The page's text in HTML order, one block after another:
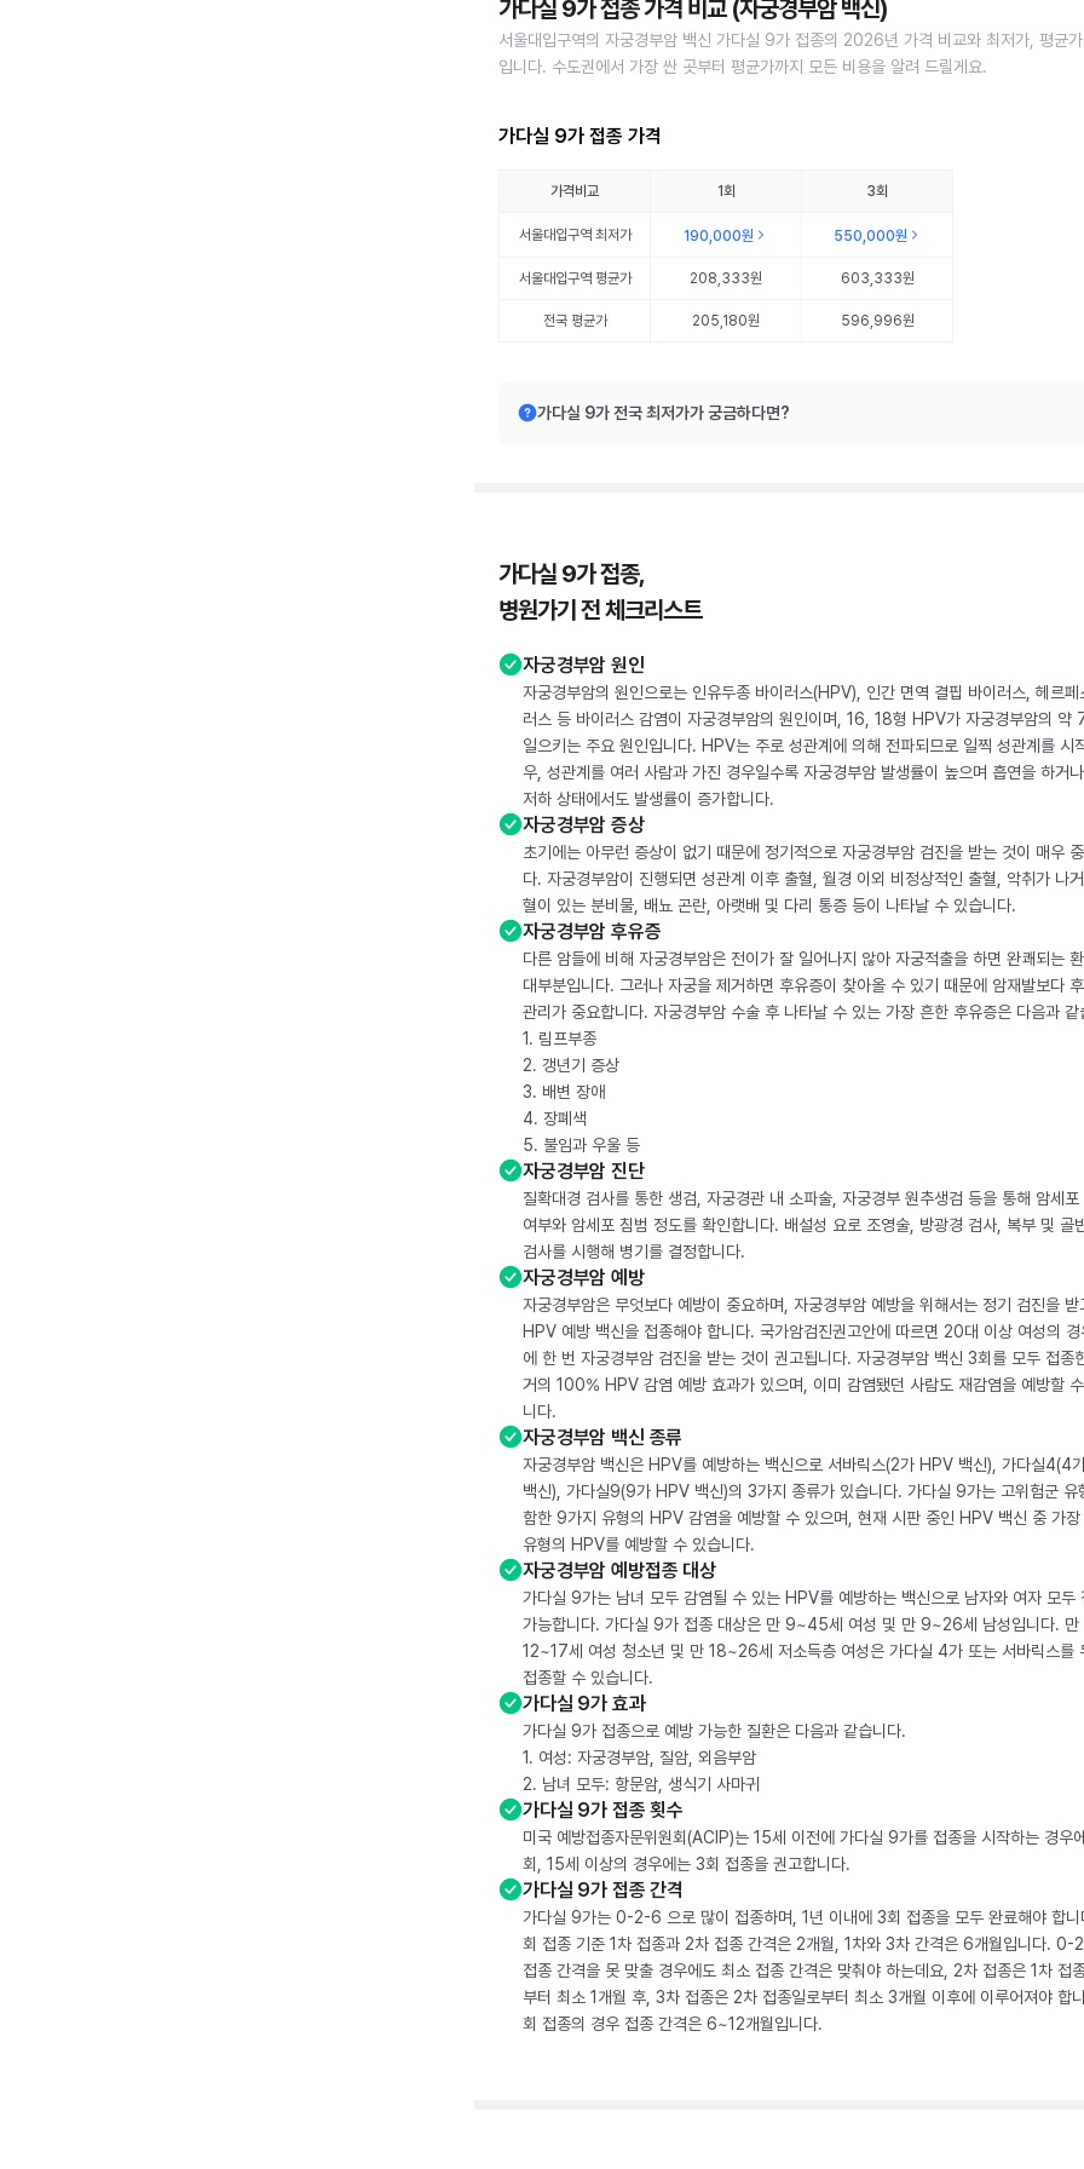
가다실 9가 접종 가격 비교 (자궁경부암 백신)
서울대입구역의 자궁경부암 백신 가다실 9가 접종의 2026년 가격 비교와 최저가, 평균
입니다. 수도권에서 가장 싼 곳부터 평균가까지 모든 비용을 알려 드릴게요.
가다실 9가 접종 가격
가격비교 1회 3회
서울대입구역최저가 190,000원 550,000원
서울대입구역평균가 208,333원 603,333원
전국 평균가 205,180원 596,996원
가다실 9가 전국 최저가가 궁금하다면?
가다실 9가 접종,
병원가기 전 체크리스트
자궁경부암 원인
자궁경부암의 원인으로는 인유두종 바이러스(HPV), 인간 면역 결핍 바이러스, 헤르페
러스 등 바이러스 감염이 자궁경부암의 원인이며, 16, 18형 HPV가 자궁경부암의 약
일으키는 주요 원인입니다. HPV는 주로 성관계에 의해 전파되므로 일찍 성관계를 시
우, 성관계를 여러 사람과 가진 경우일수록 자궁경부암 발생률이 높으며 흡연을 하거
저하 상태에서도 발생률이 증가합니다.
자궁경부암 증상
초기에는 아무런 증상이 없기 때문에 정기적으로 자궁경부암 검진을 받는 것이 매우
다. 자궁경부암이 진행되면 성관계 이후 출혈, 월경 이외 비정상적인 출혈, 악취가 나
혈이 있는 분비물, 배뇨 곤란, 아랫배 및 다리 통증 등이 나타날 수 있습니다.
자궁경부암 후유증
다른 암들에 비해 자궁경부암은 전이가 잘 일어나지 않아 자궁적출을 하면 완쾌되는
대부분입니다. 그러나 자궁을 제거하면 후유증이 찾아올 수 있기 때문에 암재발보다
관리가 중요합니다. 자궁경부암 수술 후 나타날 수 있는 가장 흔한 후유증은 다음과 같
1. 림프부종
2. 갱년기 증상
3. 배변 장애
4. 장폐색
5. 불임과 우울 등
자궁경부암 진단
질확대경 검사를 통한 생검, 자궁경관 내 소파술, 자궁경부 원추생검 등을 통해 암세포
여부와 암세포 침범 정도를 확인합니다. 배설성 요로 조영술, 방광경 검사, 복부 및 골
검사를 시행해 병기를 결정합니다.
자궁경부암 예방
자궁경부암은 무엇보다 예방이 중요하며, 자궁경부암 예방을 위해서는 정기 검진을 받
HPV 예방 백신을 접종해야 합니다. 국가암검진권고안에 따르면 20대 이상 여성의
에 한 번 자궁경부암 검진을 받는 것이 권고됩니다. 자궁경부암 백신 3회를 모두 접종
거의 100% HPV 감염 예방 효과가 있으며, 이미 감염됐던 사람도 재감염을 예방할
니다.
자궁경부암 백신 종류
자궁경부암 백신은 HPV를 예방하는 백신으로 서바릭스(2가 HPV 백신), 가다실4(4
백신), 가다실9(9가 HPV 백신)의 3가지 종류가 있습니다. 가다실 9가는 고위험군 유
함한 9가지 유형의 HPV 감염을 예방할 수 있으며, 현재 시판 중인 HPV 백신 중 가장
유형의 HPV를 예방할 수 있습니다.
자궁경부암 예방접종 대상
가다실 9가는 남녀 모두 감염될 수 있는 HPV를 예방하는 백신으로 남자와 여자 모두
가능합니다. 가다실 9가 접종 대상은 만 9~45세 여성 및 만 9~26세 남성입니다. 만
12~17세 여성 청소년 및 만 18~26세 저소득층 여성은 가다실 4가 또는 서바릭스를
접종할 수 있습니다.
가다실 9가 효과
가다실 9가 접종으로 예방 가능한 질환은 다음과 같습니다.
1. 여성: 자궁경부암, 질암, 외음부암
2. 남녀 모두: 항문암, 생식기 사마귀
가다실 9가 접종 횟수
미국 예방접종자문위원회(ACIP)는 15세 이전에 가다실 9가를 접종을 시작하는 경우
회, 15세 이상의 경우에는 3회 접종을 권고합니다.
가다실 9가 접종 간격
가다실 9가는 0-2-6 으로 많이 접종하며, 1년 이내에 3회 접종을 모두 완료해야 합
회 접종 기준 1차 접종과 2차 접종 간격은 2개월, 1차와 3차 간격은 6개월입니다. 0-
접종 간격을 못 맞출 경우에도 최소 접종 간격은 맞춰야 하는데요, 2차 접종은 1차 접
부터 최소 1개월 후, 3차 접종은 2차 접종일로부터 최소 3개월 이후에 이루어져야 합
회 접종의 경우 접종 간격은 6~12개월입니다.